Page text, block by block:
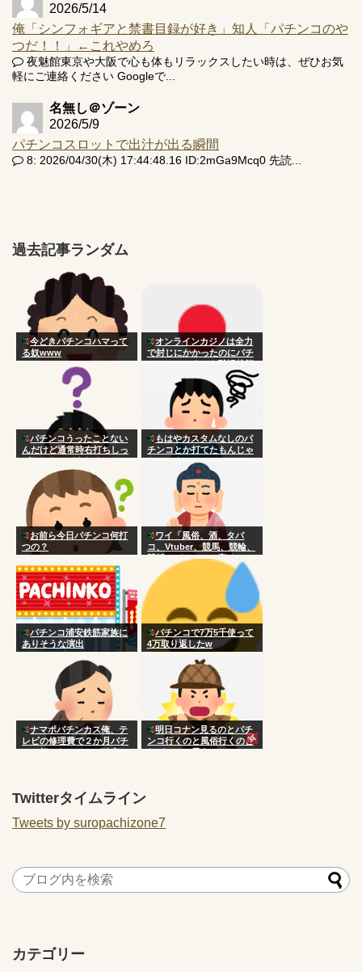
2026/5/14
俺「シンフォギアと禁書目録が好き」知人「パチンコのや
つだ！！」←これやめろ
夜魅館東京や大阪で心も体もリラックスしたい時は、ぜひお気
軽にご連絡ください Googleで...
名無し＠ゾーン
2026/5/9
パチンコスロットで出汁が出る瞬間
8: 2026/04/30(木) 17:44:48.16 ID:2mGa9Mcq0 先読...
過去記事ランダム
今どきパチンコハマって
る奴www
オンラインカジノは全力
で封じにかかったのにパチ
ンコはいつまでも黙認状態
パチンコうったことない
んだけど通常時右打ちしっ
ぱなしだとどうなるの？
もはやカスタムなしのパ
チンコとか打てたもんじゃ
ないのよ
お前ら今日パチンコ何打
つの？
ワイ「風俗、酒、タバ
コ、Vtuber、競馬、競輪、
競艇、パチンコ、宝くじ一
切やりません興味ありませ
ん」
パチンコ浦安鉄筋家族に
ありそうな演出
パチンコで7万5千使って
4万取り返したw
ナマポパチンカス俺、テ
レビの修理費で２か月パチ
ンコ打てないことが確定し
明日コナン見るのとパチ
ンコ行くのと風俗行くのど
れがいいと思う？
Twitterタイムライン
Tweets by suropachizone7
カテゴリー